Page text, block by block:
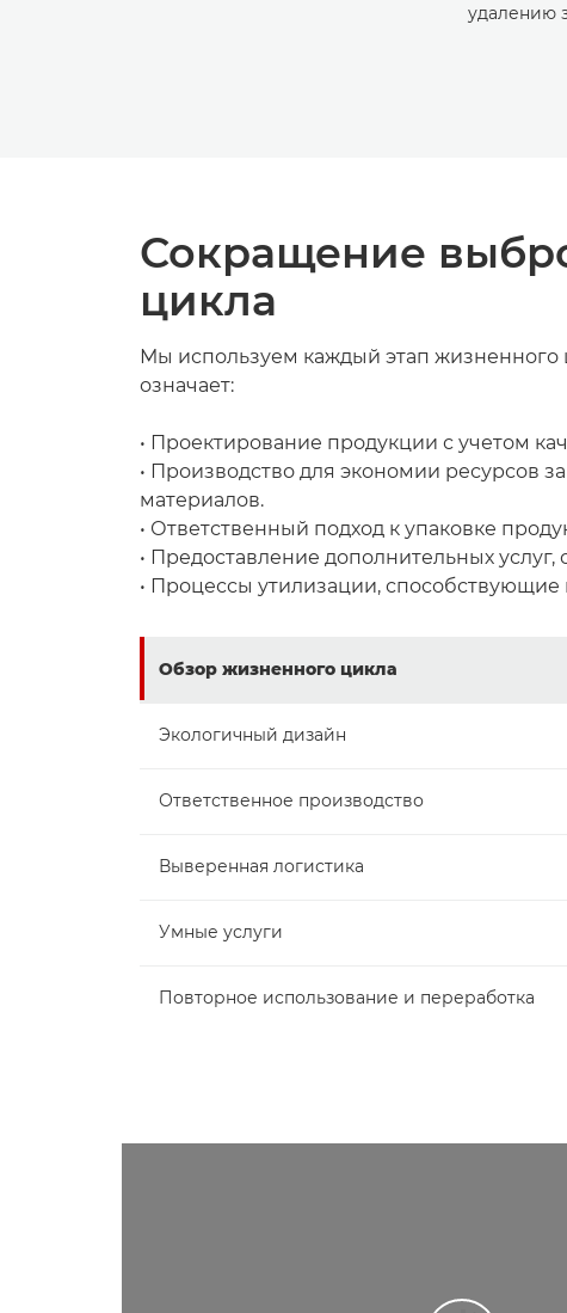
удалению
Сокращение
цикла
Мы используем каждый этап жизненного
означает:
• Проектирование продукции с учетом
• Производство для экономии ресурсов
материалов.
• Ответственный подход к упаковке
• Предоставление дополнительных
• Процессы утилизации,
Обзор жизненного цикла
Экологичный дизайн
Ответственное производство
Выверенная логистика
Умные услуги
Повторное использование и переработка